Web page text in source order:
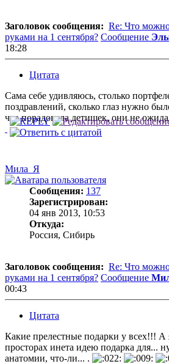
Заголовок сообщения: Re: Что
руками на 1 сентября? Сообщение
18:28
Цитата
Сама себе удивляюсь, столько
поздравлений, сколько глаз нужно
что порадовала детишек, они не
Мила_Я
Сообщения: 137
Зарегистрирован:
04 янв 2013, 10:53
Откуда:
Россия, Сибирь
Заголовок сообщения: Re: Что
руками на 1 сентября? Сообщение
00:43
Цитата
Какие прелестные подарки у всех!!! А
просторах инета идею подарка для...
анатомии, что-ли... .